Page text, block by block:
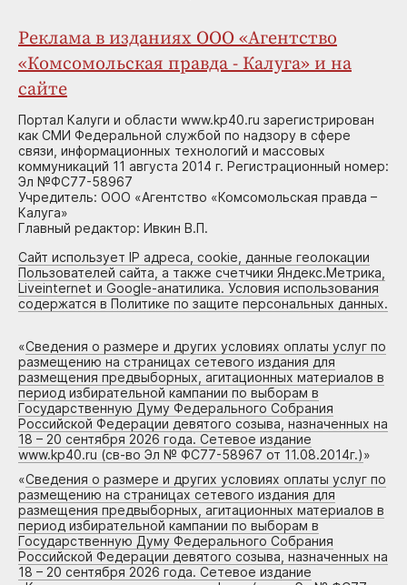
Реклама в изданиях ООО «Агентство
«Комсомольская правда - Калуга» и на
сайте
Портал Калуги и области www.kp40.ru зарегистрирован
как СМИ Федеральной службой по надзору в сфере
связи, информационных технологий и массовых
коммуникаций 11 августа 2014 г. Регистрационный номер:
Эл №ФС77-58967
Учредитель: ООО «Агентство «Комсомольская правда –
Калуга»
Главный редактор: Ивкин В.П.
Сайт использует IP адреса, cookie, данные геолокации
Пользователей сайта, а также счетчики Яндекс.Метрика,
Liveinternet и Google-анатилика. Условия использования
содержатся в Политике по защите персональных данных.
«Сведения о размере и других условиях оплаты услуг по
размещению на страницах сетевого издания для
размещения предвыборных, агитационных материалов в
период избирательной кампании по выборам в
Государственную Думу Федерального Собрания
Российской Федерации девятого созыва, назначенных на
18 – 20 сентября 2026 года. Сетевое издание
www.kp40.ru (св-во Эл № ФС77-58967 от 11.08.2014г.)»
«Сведения о размере и других условиях оплаты услуг по
размещению на страницах сетевого издания для
размещения предвыборных, агитационных материалов в
период избирательной кампании по выборам в
Государственную Думу Федерального Собрания
Российской Федерации девятого созыва, назначенных на
18 – 20 сентября 2026 года. Сетевое издание